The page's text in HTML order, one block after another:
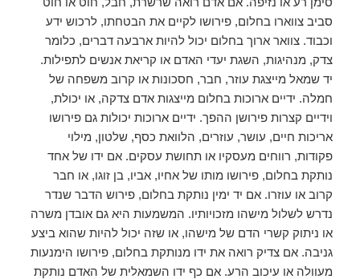
סביב צווארו בחלום, פירושו לקיים את הבטחתו, לרכוש ידע
וכבוד. צוואר ארוך בחלום יכול להיות ארבעה דברים, כלומר
צדק, מנהיגות, השגת יעדי האדם או קריאת אנשים לתפילות.
יד שמאל מייצגת עוזר, חבר, חסכונות או קרוב משפחה של
חמלה. ידיים ארוכות בחלום מייצגות אדם צדקה, או יכולת,
וידיים קצרות פירושן ההפך. ידיים ארוכות יכולות גם פירושו
אריכות חיים, עושר, עוזרים, הלוואת כסף, שלטון, מילוי
פקודות, רווחים מעסקיו או תחושת עסקים. אם ידו של אחד
נותקת בחלום, פירושו מותו של אחיו, אביו, בן זוגו, או חבר
קרוב או עוזרו. אם יד ימין נותקת בחלום, פירוש הדבר שנדר
נדרש לשלול מישהו מזכויותיו. המשמעות היא גם אובדן משרה
או ניתוק קשרי הדם של מישהו, או שזה יכול להיות שהוא ביצע
גניבה. אם צדיק רואה את ידו מנותקת בחלום, פירושו הימנעות
מעוולה או עיכוב הרע. אם כף ידו השמאלית של האדם נותקת